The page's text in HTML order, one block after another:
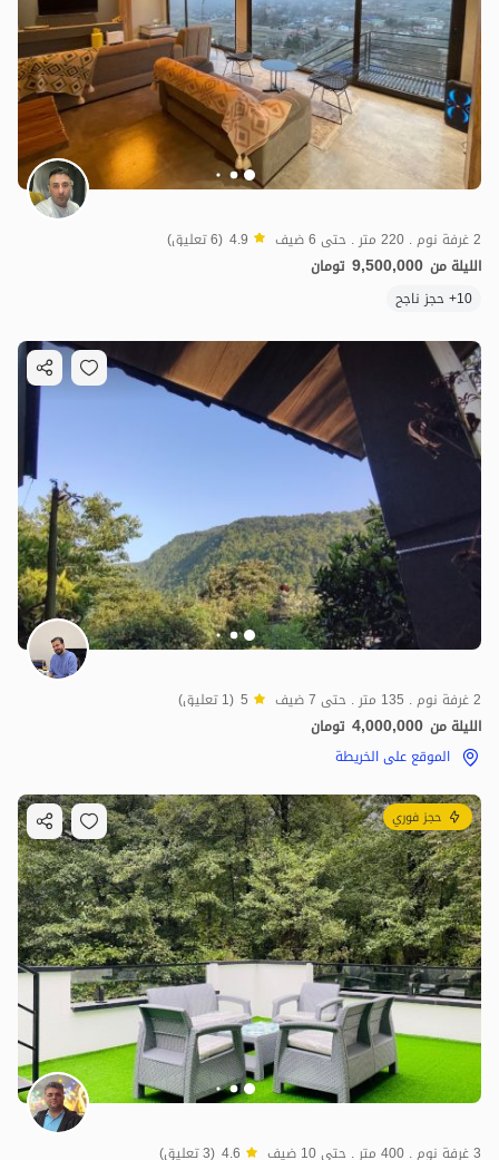
مليون ت 4.8
2 غرفة نوم . 220 متر . حتى 6 ضيف 4.9 (6 تعليق)
الليلة من 9,500,000 تومان
10+ حجز ناجح
2 غرفة نوم . 135 متر . حتى 7 ضيف 5 (1 تعليق)
الليلة من 4,000,000 تومان
الموقع على الخريطة
حجز فوري
3 غرفة نوم . 400 متر . حتى 10 ضيف 4.6 (3 تعليق)